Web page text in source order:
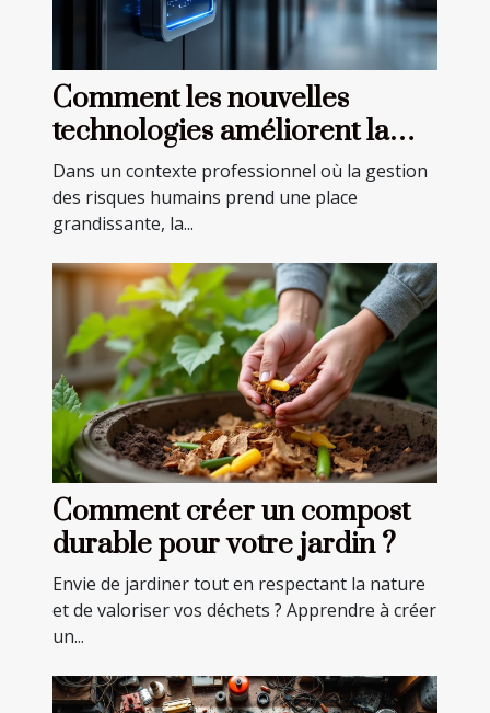
Comment les nouvelles
technologies améliorent la
PTI Sécurité dans les
entreprises
Dans un contexte professionnel où la gestion
des risques humains prend une place
grandissante, la...
Comment créer un compost
durable pour votre jardin ?
Envie de jardiner tout en respectant la nature
et de valoriser vos déchets ? Apprendre à créer
un...